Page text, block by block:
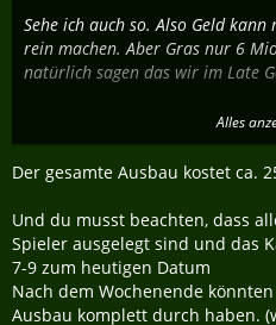
Sehe ich auch so. Also Geld
rein machen. Aber Gras nur 6
natürlich sagen das wir im Late
Aber denke da muss man echt
nicht aus dem Spiel nimmt, weil
Das hat der Grower pro Ernte an
Mal sehen wie das mit Kartell
Kartellreparatur läuft.
Die Reparatur würde an sich
50% vom Panzerschrank
Alles
Der gesamte Ausbau kostet ca.
Und du musst beachten, dass
Spieler ausgelegt sind und das
7-9 zum heutigen Datum
Nach dem Wochenende
Ausbau komplett durch haben.